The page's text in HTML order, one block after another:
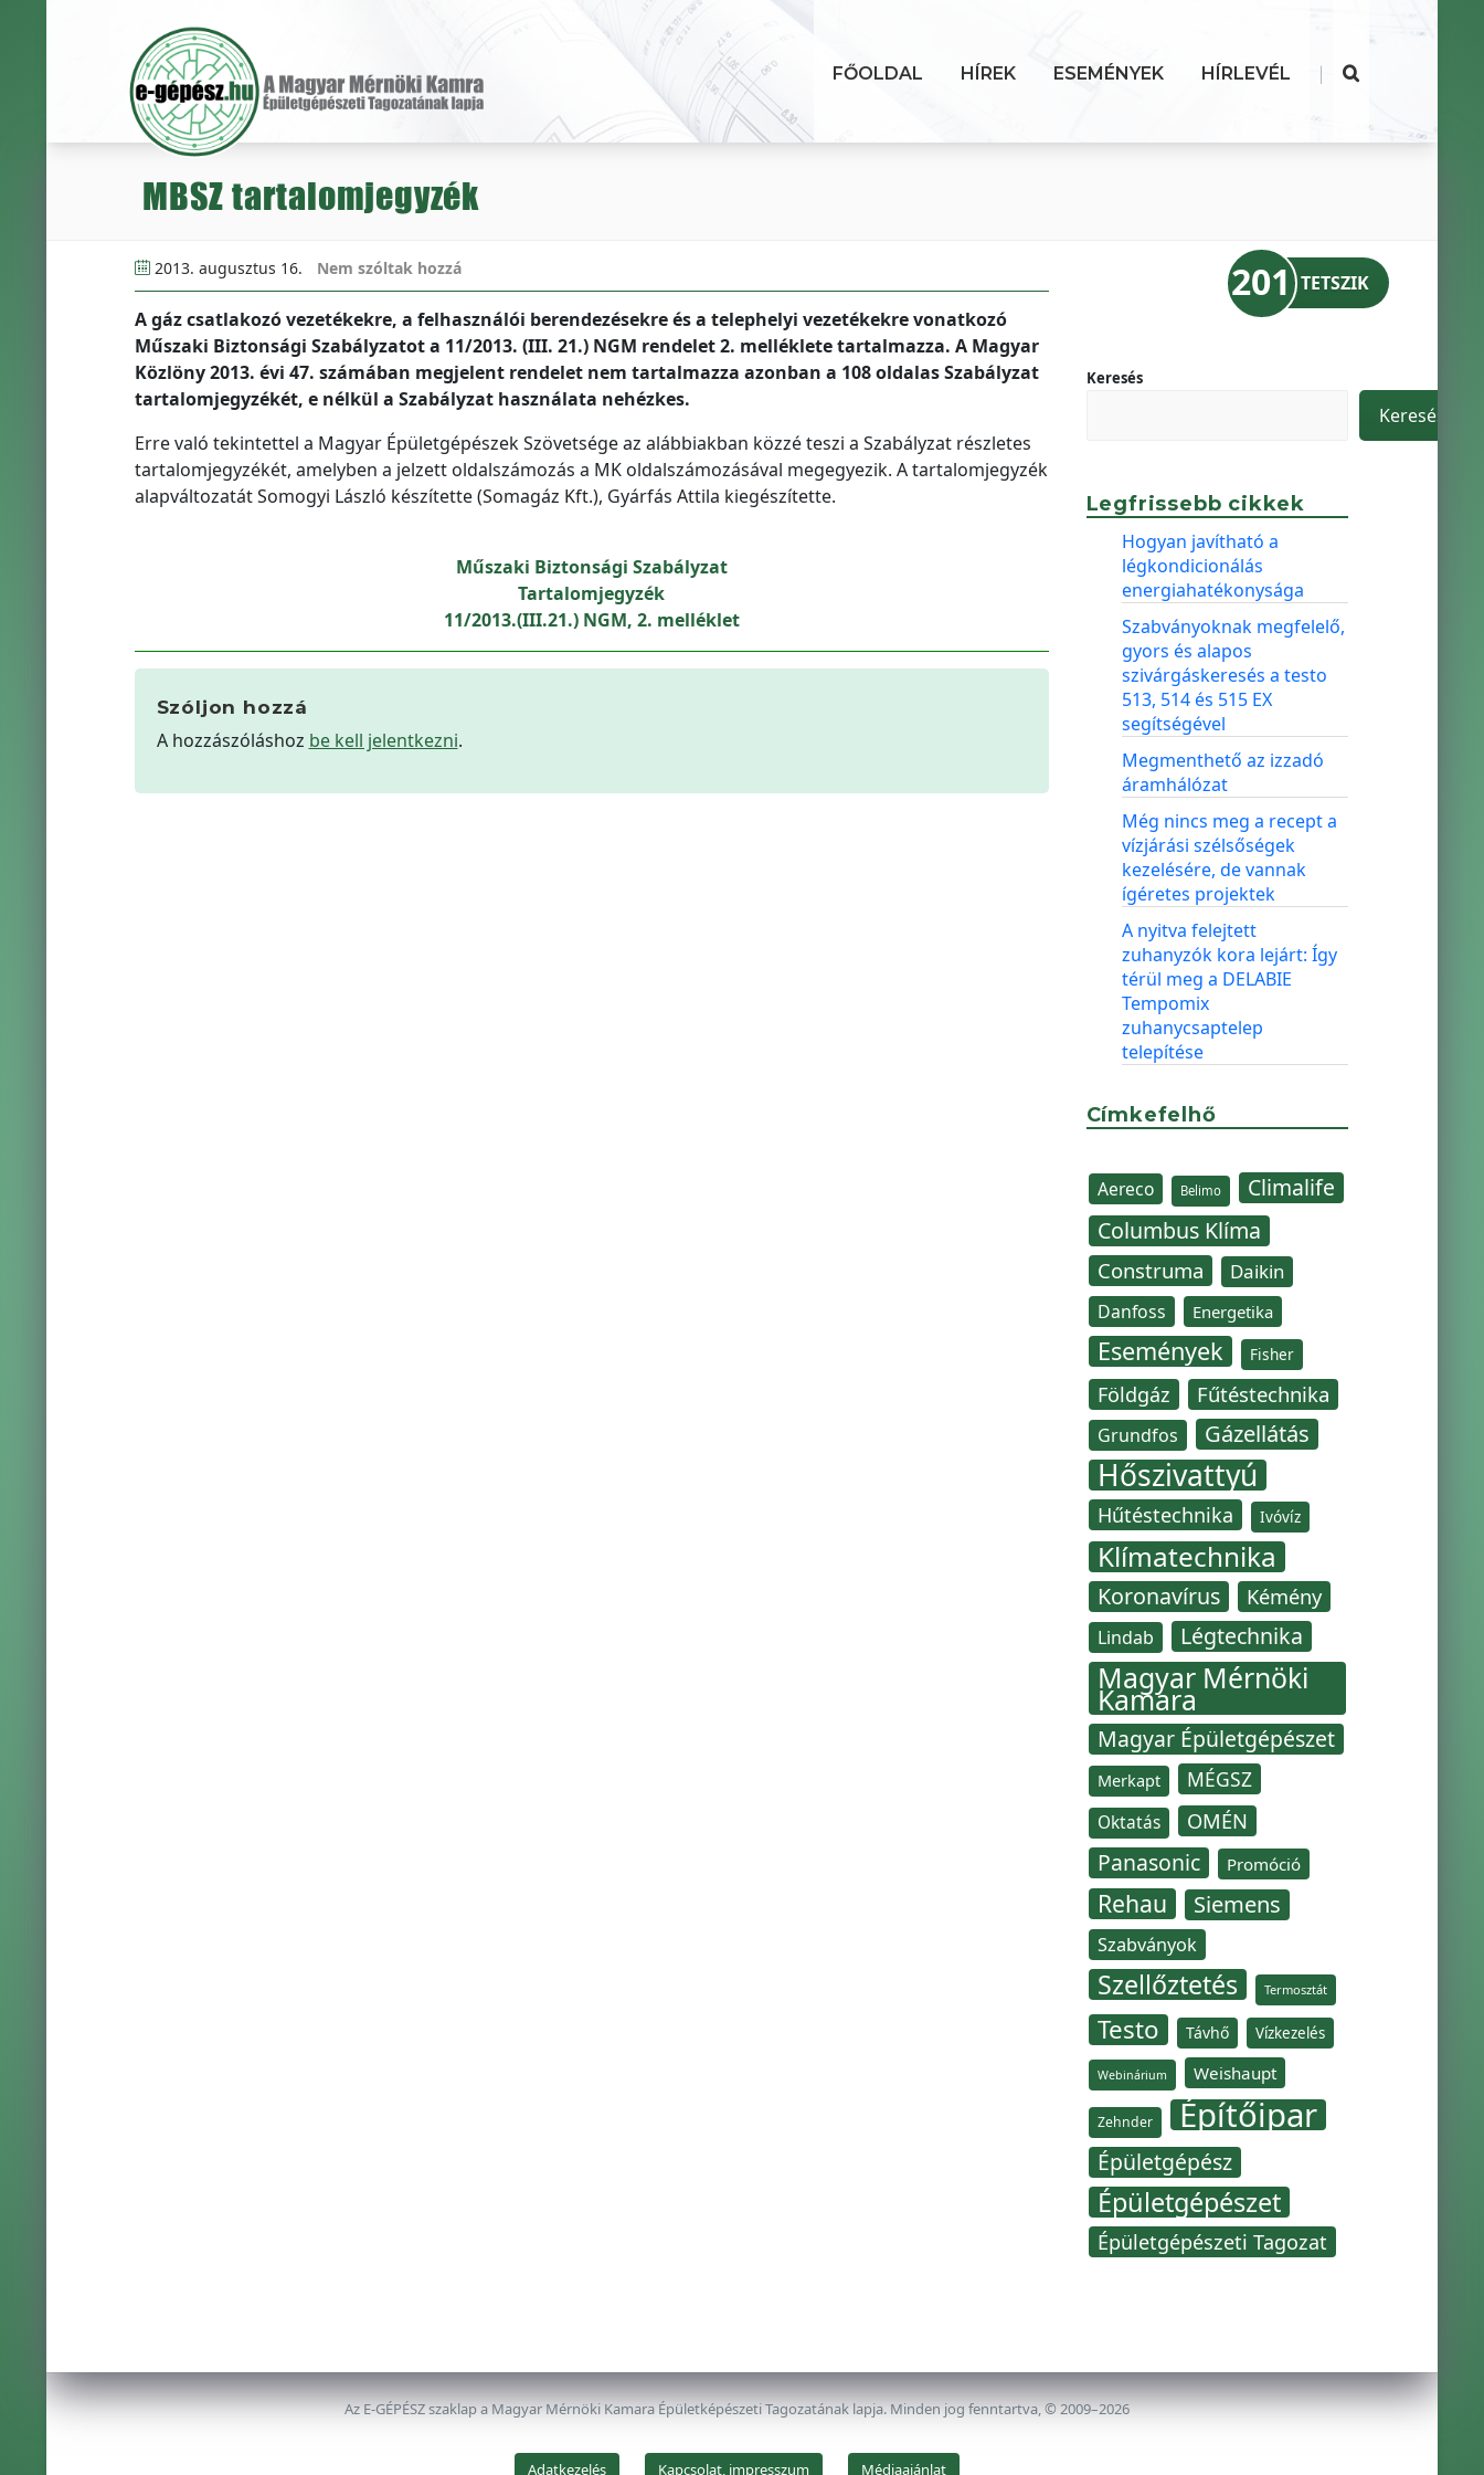
FŐOLDAL HÍREK ESEMÉNYEK HÍRLEVÉL |
MBSZ tartalomjegyzék
2013. augusztus 16. Nem szóltak hozzá
A gáz csatlakozó vezetékekre, a felhasználói berendezésekre és a telephelyi vezetékekre vonatkozó
Műszaki Biztonsági Szabályzatot a 11/2013. (III. 21.) NGM rendelet 2. melléklete tartalmazza. A Magyar
Közlöny 2013. évi 47. számában megjelent rendelet nem tartalmazza azonban a 108 oldalas Szabályzat
tartalomjegyzékét, e nélkül a Szabályzat használata nehézkes.
Erre való tekintettel a Magyar Épületgépészek Szövetsége az alábbiakban közzé teszi a Szabályzat részletes
tartalomjegyzékét, amelyben a jelzett oldalszámozás a MK oldalszámozásával megegyezik. A tartalomjegyzék
alapváltozatát Somogyi László készítette (Somagáz Kft.), Gyárfás Attila kiegészítette.
Műszaki Biztonsági Szabályzat
Tartalomjegyzék
11/2013.(III.21.) NGM, 2. melléklet
Szóljon hozzá
A hozzászóláshoz be kell jelentkezni.
201 TETSZIK
Keresés
Keresés
Legfrissebb cikkek
Hogyan javítható a
légkondicionálás
energiahatékonysága
Szabványoknak megfelelő,
gyors és alapos
szivárgáskeresés a testo
513, 514 és 515 EX
segítségével
Megmenthető az izzadó
áramhálózat
Még nincs meg a recept a
vízjárási szélsőségek
kezelésére, de vannak
ígéretes projektek
A nyitva felejtett
zuhanyzók kora lejárt: Így
térül meg a DELABIE
Tempomix
zuhanycsaptelep
telepítése
Címkefelhő
Aereco Belimo
Climalife
Columbus Klíma
Construma Daikin
Danfoss Energetika
Események Fisher
Földgáz Fűtéstechnika
Grundfos Gázellátás
Hőszivattyú
Hűtéstechnika Ivóvíz
Klímatechnika
Koronavírus Kémény
Lindab Légtechnika
Magyar Mérnöki
Kamara
Magyar Épületgépészet
Merkapt MÉGSZ
Oktatás OMÉN
Panasonic Promóció
Rehau Siemens
Szabványok
Szellőztetés Termosztát
Testo Távhő Vízkezelés
Webinárium Weishaupt
Zehnder Építőipar
Épületgépész
Épületgépészet
Épületgépészeti Tagozat
Az E-GÉPÉSZ szaklap a Magyar Mérnöki Kamara Épületképészeti Tagozatának lapja. Minden jog fenntartva, © 2009–2026
Adatkezelés Kapcsolat, impresszum Médiaajánlat